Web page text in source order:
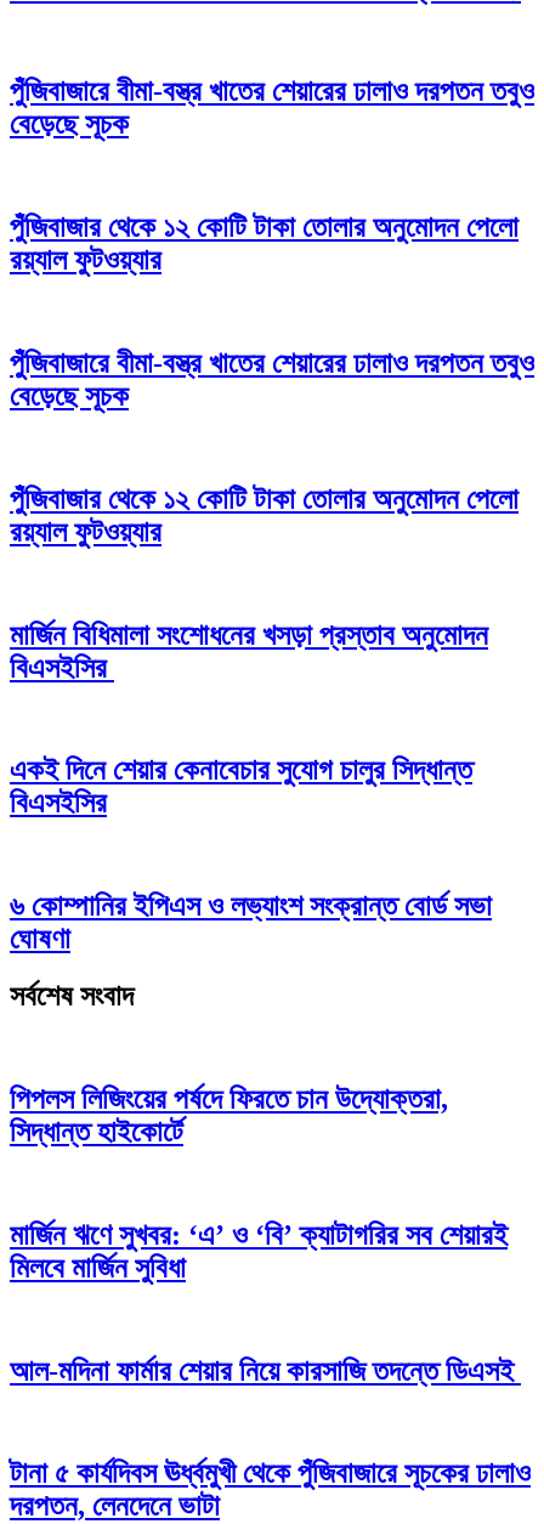
পুঁজিবাজারে বীমা-বস্ত্র খাতের শেয়ারের ঢালাও দরপতন তবুও
বেড়েছে সূচক
পুঁজিবাজার থেকে ১২ কোটি টাকা তোলার অনুমোদন পেলো
রয়্যাল ফুটওয়্যার
পুঁজিবাজারে বীমা-বস্ত্র খাতের শেয়ারের ঢালাও দরপতন তবুও
বেড়েছে সূচক
পুঁজিবাজার থেকে ১২ কোটি টাকা তোলার অনুমোদন পেলো
রয়্যাল ফুটওয়্যার
মার্জিন বিধিমালা সংশোধনের খসড়া প্রস্তাব অনুমোদন
বিএসইসির
একই দিনে শেয়ার কেনাবেচার সুযোগ চালুর সিদ্ধান্ত
বিএসইসির
৬ কোম্পানির ইপিএস ও লভ্যাংশ সংক্রান্ত বোর্ড সভা
ঘোষণা
সর্বশেষ সংবাদ
পিপলস লিজিংয়ের পর্ষদে ফিরতে চান উদ্যোক্তরা,
সিদ্ধান্ত হাইকোর্টে
মার্জিন ঋণে সুখবর: ‘এ’ ও ‘বি’ ক্যাটাগরির সব শেয়ারই
মিলবে মার্জিন সুবিধা
আল-মদিনা ফার্মার শেয়ার নিয়ে কারসাজি তদন্তে ডিএসই
টানা ৫ কার্যদিবস ঊর্ধ্বমুখী থেকে পুঁজিবাজারে সূচকের ঢালাও
দরপতন, লেনদেনে ভাটা